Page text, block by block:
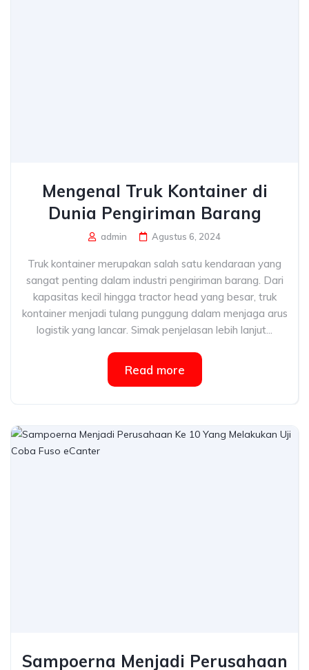
Mengenal Truk Kontainer di
Dunia Pengiriman Barang
admin Agustus 6, 2024
Truk kontainer merupakan salah satu kendaraan yang
sangat penting dalam industri pengiriman barang. Dari
kapasitas kecil hingga tractor head yang besar, truk
kontainer menjadi tulang punggung dalam menjaga arus
logistik yang lancar. Simak penjelasan lebih lanjut...
Read more
Sampoerna Menjadi Perusahaan